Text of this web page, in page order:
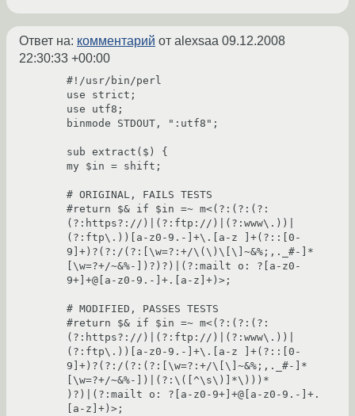
Ответ на: комментарий от alexsaa 09.12.2008
22:30:33 +00:00
#!/usr/bin/perl
use strict;
use utf8;
binmode STDOUT, ":utf8";
sub extract($) {
my $in = shift;
# ORIGINAL, FAILS TESTS
#return $& if $in =~ m<(?:(?:(?:
(?:https?://)|(?:ftp://)|(?:www\.))|
(?:ftp\.))[a-z0-9.-]+\.[a-z ]+(?::[0-
9]+)?(?:/(?:[\w=?:+/\(\)\[\]~&%;,._#-]*
[\w=?+/~&%-])?)?)|(?:mailt o: ?[a-z0-
9+]+@[a-z0-9.-]+.[a-z]+)>;
# MODIFIED, PASSES TESTS
#return $& if $in =~ m<(?:(?:(?:
(?:https?://)|(?:ftp://)|(?:www\.))|
(?:ftp\.))[a-z0-9.-]+\.[a-z ]+(?::[0-
9]+)?(?:/(?:(?:[\w=?:+/\[\]~&%;,._#-]*
[\w=?+/~&%-])|(?:\([^\s\)]*\)))*
)?)|(?:mailt o: ?[a-z0-9+]+@[a-z0-9.-]+.
[a-z]+)>;